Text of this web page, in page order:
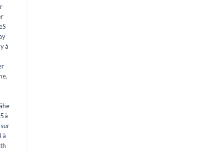
à
,
à
à